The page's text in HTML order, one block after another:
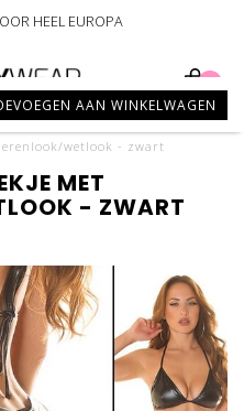
HEEL EUROPA
wetlook - zwart
AAN WINKELWAGEN
MET
- ZWART